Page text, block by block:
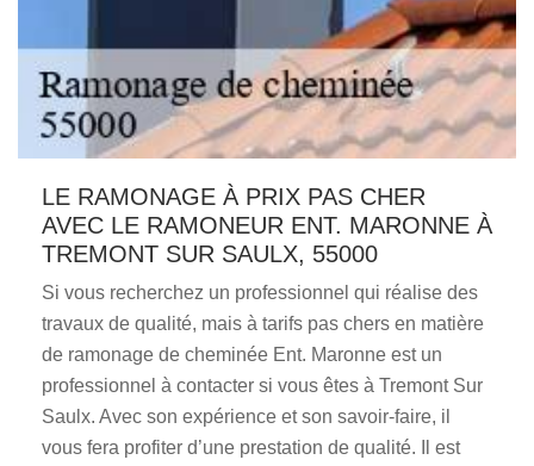
LE RAMONAGE À PRIX PAS CHER
AVEC LE RAMONEUR ENT. MARONNE À
TREMONT SUR SAULX, 55000
Si vous recherchez un professionnel qui réalise des
travaux de qualité, mais à tarifs pas chers en matière
de ramonage de cheminée Ent. Maronne est un
professionnel à contacter si vous êtes à Tremont Sur
Saulx. Avec son expérience et son savoir-faire, il
vous fera profiter d’une prestation de qualité. Il est